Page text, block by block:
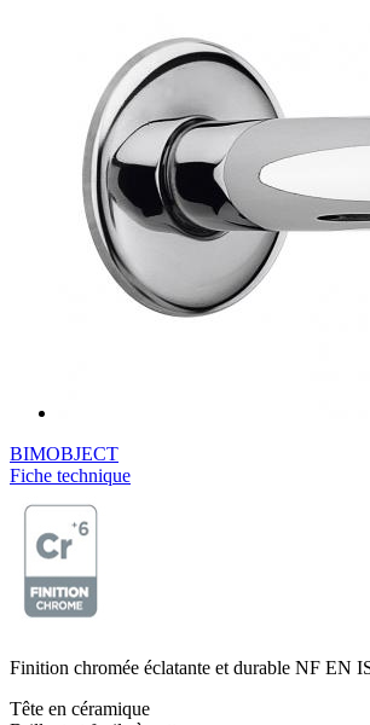
BIMOBJECT
Fiche technique
Finition chromée éclatante et durable NF EN
Tête en céramique